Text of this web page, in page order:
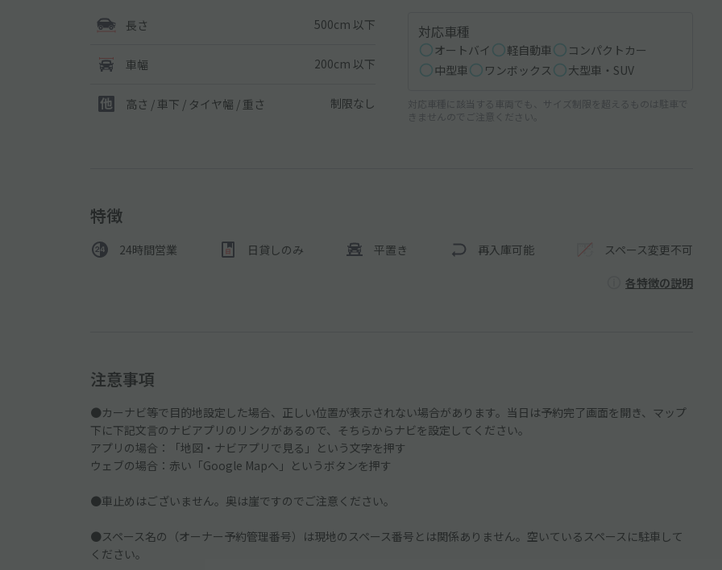
長さ 500cm 以下
車幅 200cm 以下
高さ / 車下 / タイヤ幅 / 重さ 制限なし
対応車種
オートバイ 軽自動車
コンパクトカー
中型車
ワンボックス 大型車・SUV
対応車種に該当する車両でも、サイズ制限を超えるものは駐車で
きませんのでご注意ください。
特徴
24時間営業 日貸しのみ 平置き 再入庫可能 スペース変更不可
各特徴の説明
注意事項
●カーナビ等で目的地設定した場合、正しい位置が表示されない場合があります。当日は予約完了画面を開き、マップ
下に下記文言のナビアプリのリンクがあるので、そちらからナビを設定してください。
アプリの場合：「地図・ナビアプリで見る」という文字を押す
ウェブの場合：赤い「Google Mapへ」というボタンを押す
●車止めはございません。奥は崖ですのでご注意ください。
●スペース名の（オーナー予約管理番号）は現地のスペース番号とは関係ありません。空いているスペースに駐車して
ください。